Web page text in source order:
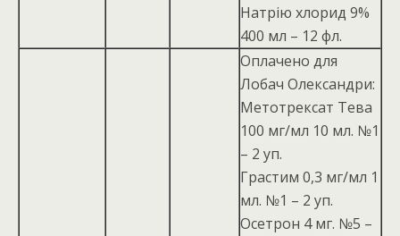
Натрію хлорид 9%
400 мл – 12 фл.
Оплачено для
Лобач Олександри:
Метотрексат Тева
100 мг/мл 10 мл. №1
– 2 уп.
Грастим 0,3 мг/мл 1
мл. №1 – 2 уп.
Осетрон 4 мг. №5 –